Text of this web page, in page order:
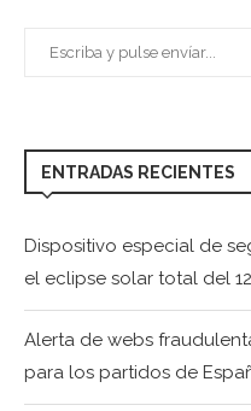
ENTRADAS RECIENTES
Dispositivo especial de
el eclipse solar total del
Alerta de webs
para los partidos de